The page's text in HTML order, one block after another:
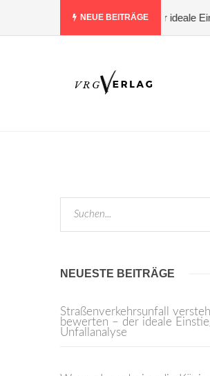
NEUE BEITRÄGE
statt nur bewerten – der ideale Einstieg
NEUESTE BEITRÄGE
Straßenverkehrsunfall
bewerten – der ideale
Unfallanalyse